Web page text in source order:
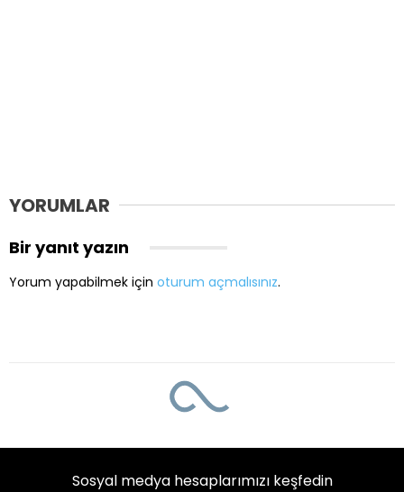
YORUMLAR
Bir yanıt yazın
Yorum yapabilmek için oturum açmalısınız.
Sosyal medya hesaplarımızı keşfedin